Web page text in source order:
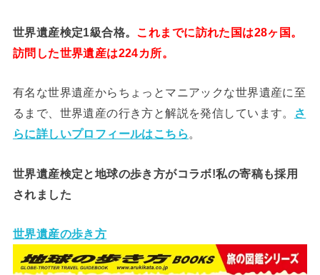
世界遺産検定1級合格。 これまでに訪れた国は28ヶ国。
訪問した世界遺産は224カ所。
有名な世界遺産からちょっとマニアックな世界遺産に至
るまで、世界遺産の行き方と解説を発信しています。
さ
らに詳しいプロフィールはこちら 。
世界遺産検定と地球の歩き方がコラボ!私の寄稿も採用
されました
世界遺産の歩き方